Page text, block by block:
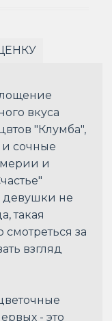
вкуса
"Клумба",
и сочные
и
девушки не
такая
за
взгляд
- это